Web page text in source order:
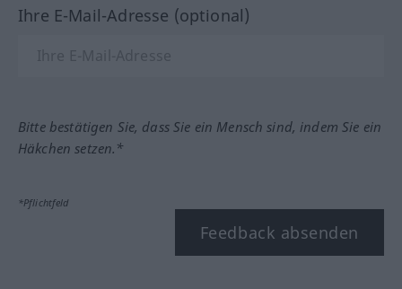
Ihre E-Mail-Adresse (optional)
Bitte bestätigen Sie, dass Sie ein Mensch sind, indem Sie ein
Häkchen setzen.*
*Pflichtfeld
Feedback absenden